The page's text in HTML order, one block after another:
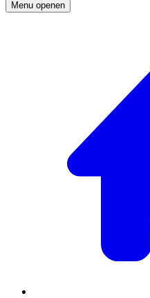
Menu openen